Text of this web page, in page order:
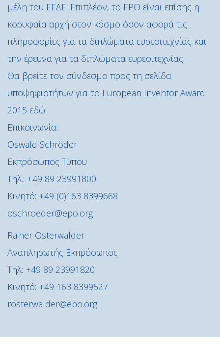
μέλη του ΕΓΔΕ. Επιπλέον, το EPO είναι επίσης η
κορυφαία αρχή στον κόσμο όσον αφορά τις
πληροφορίες για τα διπλώματα ευρεσιτεχνίας και
την έρευνα για τα διπλώματα ευρεσιτεχνίας.
Θα βρείτε τον σύνδεσμο προς τη σελίδα
υποψηφιοτήτων για το European Inventor Award
2015 εδώ.
Επικοινωνία:
Oswald Schröder
Εκπρόσωπος Τύπου
Τηλ.: +49 89 23991800
Κινητό: +49 (0)163 8399668
oschroeder@epo.org
Rainer Osterwalder
Αναπληρωτής Εκπρόσωπος
Τηλ: +49 89 23991820
Κινητό: +49 163 8399527
rosterwalder@epo.org